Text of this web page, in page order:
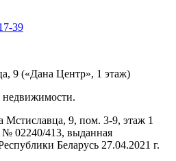
39
9 («Дана Центр», 1 этаж)
Мстиславца, 9, пом. 3-9, этаж 1
02240/413, выданная
Беларусь 27.04.2021 г.